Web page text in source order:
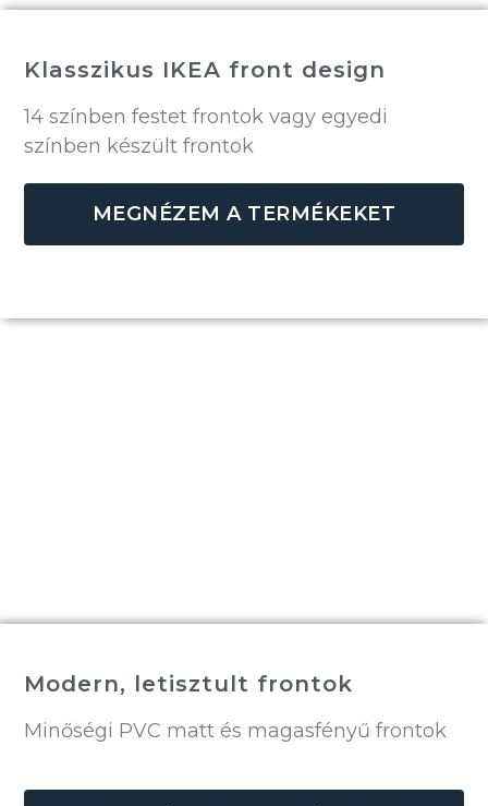
Klasszikus IKEA front design
14 színben festet frontok vagy egyedi
színben készült frontok
MEGNÉZEM A TERMÉKEKET
Modern, letisztult frontok
Minőségi PVC matt és magasfényű frontok